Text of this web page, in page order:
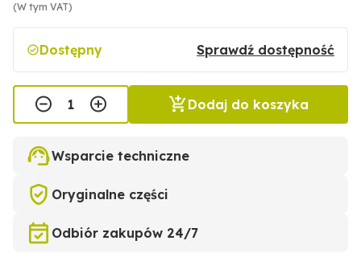
(W tym VAT)
Dostępny Sprawdź dostępność
Dodaj do koszyka
Wsparcie techniczne
Oryginalne części
Odbiór zakupów 24/7